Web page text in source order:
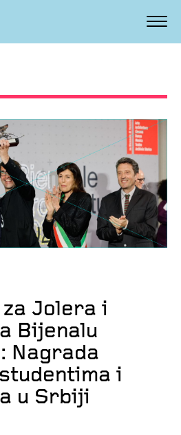
Jolera i
Bijenalu
Nagrada
i
u Srbiji